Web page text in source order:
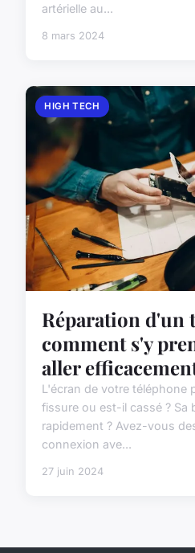
artérielle au...
8 mars 2024
HIGH TECH
Réparation d'un
comment s'y
aller
L'écran de votre téléphone
fissure ou est-il cassé ? Sa
rapidement ? Avez-vous
connexion ave...
27 juin 2024